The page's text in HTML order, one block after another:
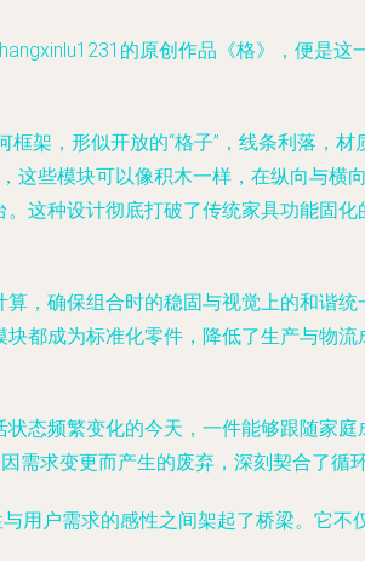
的原创作品《格》，便是
框架，形似开放的“格子”，线条利落，
些模块可以像积木一样，在纵向与横
这种设计彻底打破了传统家具功能固
，确保组合时的稳固与视觉上的和谐
都成为标准化零件，降低了生产与物
态频繁变化的今天，一件能够跟随家
需求变更而产生的废弃，深刻契合了循
用户需求的感性之间架起了桥梁。它